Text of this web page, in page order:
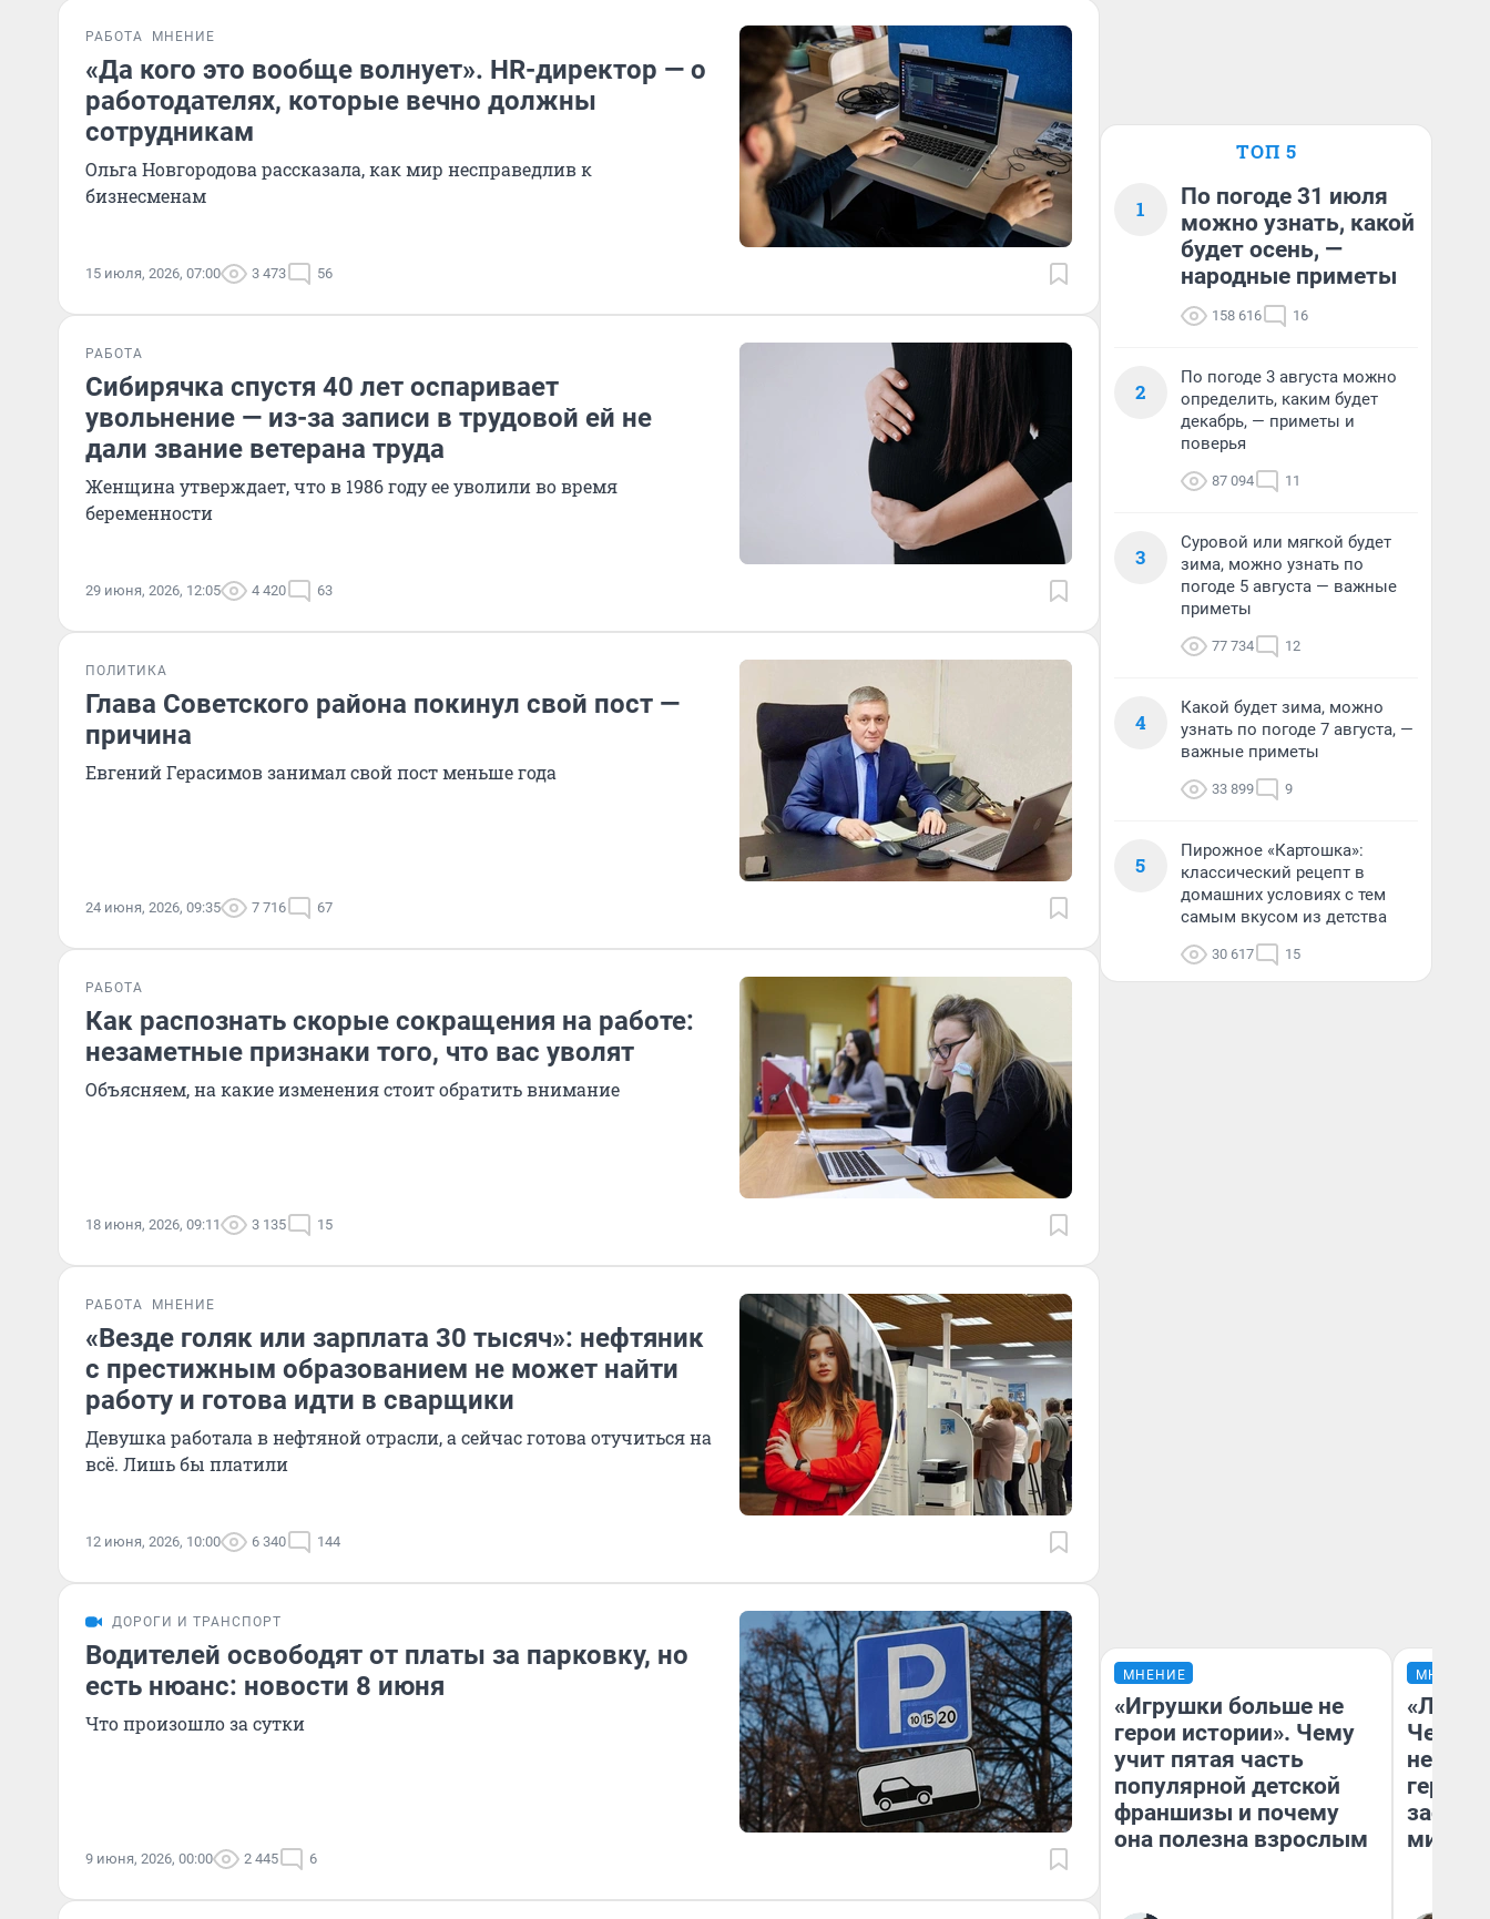
РАБОТА МНЕНИЕ
«Да кого это вообще волнует». HR-директор — о
работодателях, которые вечно должны
сотрудникам
Ольга Новгородова рассказала, как мир несправедлив к
бизнесменам
15 июля, 2026, 07:00 3 473 56
РАБОТА
Сибирячка спустя 40 лет оспаривает
увольнение — из-за записи в трудовой ей не
дали звание ветерана труда
Женщина утверждает, что в 1986 году ее уволили во время
беременности
29 июня, 2026, 12:05 4 420 63
ПОЛИТИКА
Глава Советского района покинул свой пост —
причина
Евгений Герасимов занимал свой пост меньше года
24 июня, 2026, 09:35 7 716 67
РАБОТА
Как распознать скорые сокращения на работе:
незаметные признаки того, что вас уволят
Объясняем, на какие изменения стоит обратить внимание
18 июня, 2026, 09:11 3 135 15
РАБОТА МНЕНИЕ
«Везде голяк или зарплата 30 тысяч»: нефтяник
с престижным образованием не может найти
работу и готова идти в сварщики
Девушка работала в нефтяной отрасли, а сейчас готова отучиться на
всё. Лишь бы платили
12 июня, 2026, 10:00 6 340 144
ДОРОГИ И ТРАНСПОРТ
Водителей освободят от платы за парковку, но
есть нюанс: новости 8 июня
Что произошло за сутки
9 июня, 2026, 00:00 2 445 6
ТОП 5
1
По погоде 31 июля
можно узнать, какой
будет осень, —
народные приметы
158 616 16
2
По погоде 3 августа можно
определить, каким будет
декабрь, — приметы и
поверья
87 094 11
3
Суровой или мягкой будет
зима, можно узнать по
погоде 5 августа — важные
приметы
77 734 12
4
Какой будет зима, можно
узнать по погоде 7 августа, —
важные приметы
33 899 9
5
Пирожное «Картошка»:
классический рецепт в
домашних условиях с тем
самым вкусом из детства
30 617 15
МНЕНИЕ
«Игрушки больше не
герои истории». Чему
учит пятая часть
популярной детской
франшизы и почему
она полезна взрослым
МНЕНИЕ
«Люди
Чем
герои